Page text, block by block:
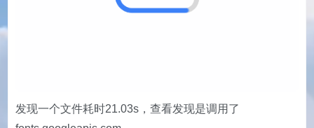
发现一个文件耗时21.03s，查看发现是调用了